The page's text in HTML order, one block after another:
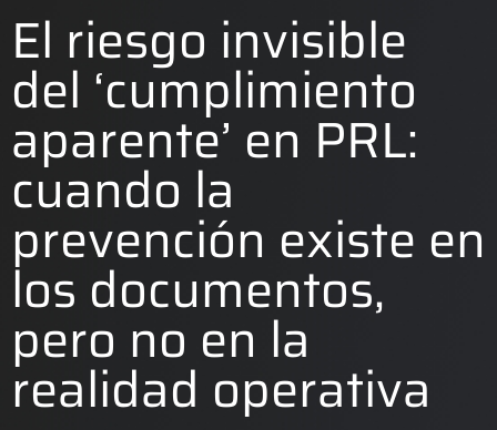
El riesgo invisible
del ‘cumplimiento
aparente’ en PRL:
cuando la
prevención existe en
los documentos,
pero no en la
realidad operativa